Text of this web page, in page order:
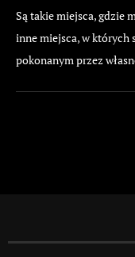
Są takie miejsca, gdzie
inne miejsca, w których
pokonanym przez